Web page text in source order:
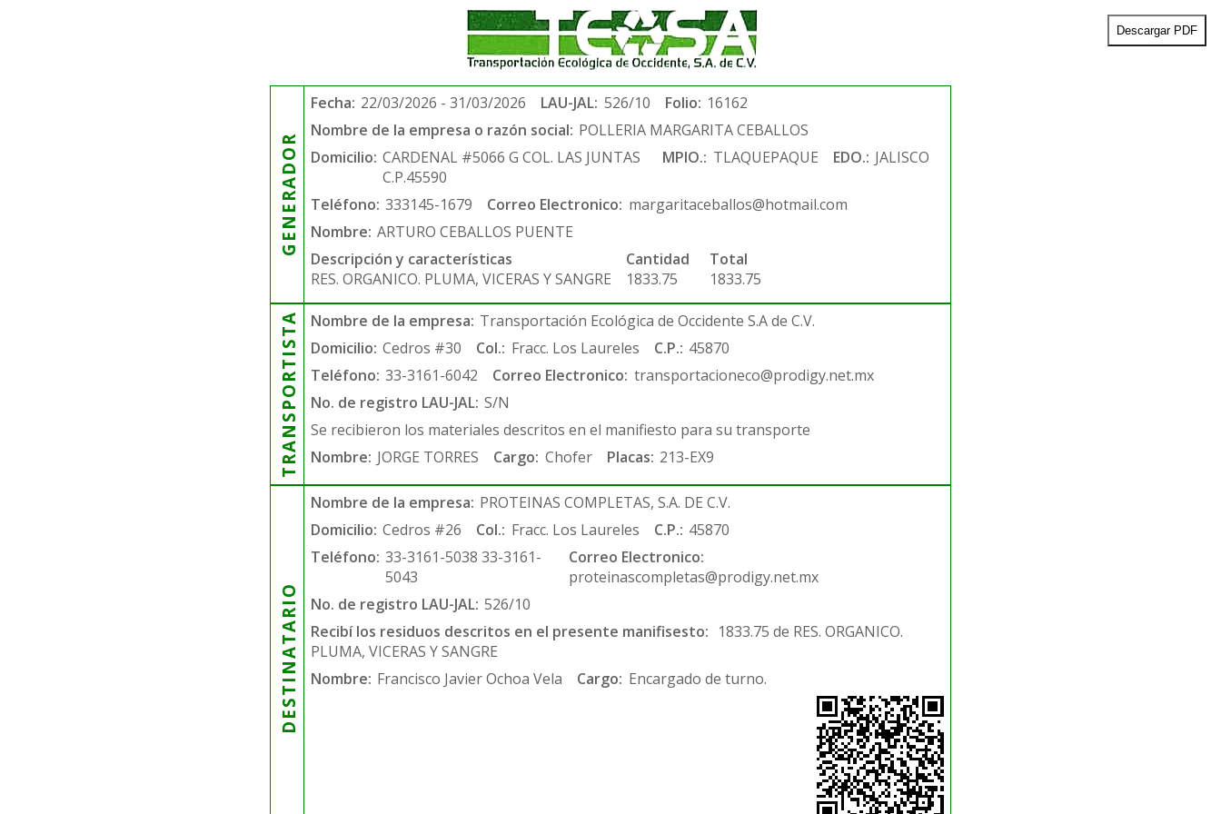
Descargar PDF
GENERADOR
Fecha: 22/03/2026 - 31/03/2026 LAU-JAL: 526/10 Folio: 16162
Nombre de la empresa o razón social: POLLERIA MARGARITA CEBALLOS
Domicilio: CARDENAL #5066 G COL. LAS JUNTAS
C.P.45590
MPIO.: TLAQUEPAQUE EDO.: JALISCO
Teléfono: 333145-1679 Correo Electronico: margaritaceballos@hotmail.com
Nombre: ARTURO CEBALLOS PUENTE
Descripción y características
RES. ORGANICO. PLUMA, VICERAS Y SANGRE
Cantidad
1833.75
Total
1833.75
TRANSPORTISTA Nombre de la empresa: Transportación Ecológica de Occidente S.A de C.V.
Domicilio: Cedros #30 Col.: Fracc. Los Laureles C.P.: 45870
Teléfono: 33-3161-6042 Correo Electronico: transportacioneco@prodigy.net.mx
No. de registro LAU-JAL: S/N
Se recibieron los materiales descritos en el manifiesto para su transporte
Nombre: JORGE TORRES Cargo: Chofer Placas: 213-EX9
DESTINATARIO
Nombre de la empresa: PROTEINAS COMPLETAS, S.A. DE C.V.
Domicilio: Cedros #26 Col.: Fracc. Los Laureles C.P.: 45870
Teléfono: 33-3161-5038 33-3161-
5043
Correo Electronico:
proteinascompletas@prodigy.net.mx
No. de registro LAU-JAL: 526/10
Recibí los residuos descritos en el presente manifisesto: 1833.75 de RES. ORGANICO.
PLUMA, VICERAS Y SANGRE
Nombre: Francisco Javier Ochoa Vela Cargo: Encargado de turno.